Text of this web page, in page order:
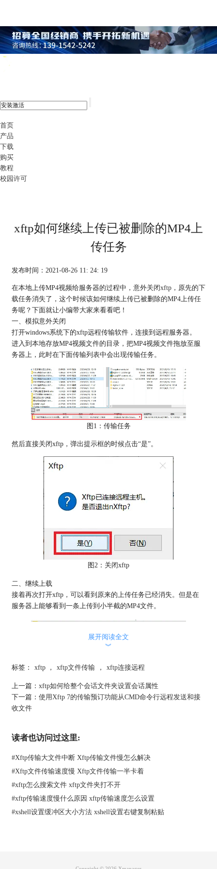
首页
产品
下载
购买
教程
校园许可
xftp如何继续上传已被删除的MP4上
传任务
发布时间：2021-08-26 11: 24: 19
在本地上传MP4视频给服务器的过程中，意外关闭xftp，原先的下
载任务消失了，这个时候该如何继续上传已被删除的MP4上传任
务呢？下面就让小编带大家来看看吧！
一、模拟意外关闭
打开windows系统下的xftp远程传输软件，连接到远程服务器。
进入到本地存放MP4视频文件的目录，把MP4视频文件拖放至服
务器上，此时在下面传输列表中会出现传输任务。
图1：传输任务
然后直接关闭xftp，弹出提示框的时候点击“是”。
图2：关闭xftp
二、继续上载
接着再次打开xftp，可以看到原来的上传任务已经消失。但是在
服务器上能够看到一条上传到小半截的MP4文件。
图3：上传到小半截的MP4文件
下来注意到下方的操作选项，默认情况下是覆盖。既然都已经上
项“继续上载”。选择继续上载，然后点击确定。
展开阅读全文
︾
标签： xftp ， xftp文件传输 ， xftp连接远程
上一篇： xftp如何给整个会话文件夹设置会话属性
下一篇： 使用Xftp 7的传输预订功能从CMD命令行远程发送和接
收文件
读者也访问过这里:
#Xftp传输大文件中断 Xftp传输文件慢怎么解决
#Xftp文件传输速度慢 Xftp文件传输一半卡着
#xftp怎么搜索文件 xftp文件夹打不开
#xftp传输速度慢什么原因 xftp传输速度怎么设置
#xshell设置缓冲区大小方法 xshell设置右键复制粘贴